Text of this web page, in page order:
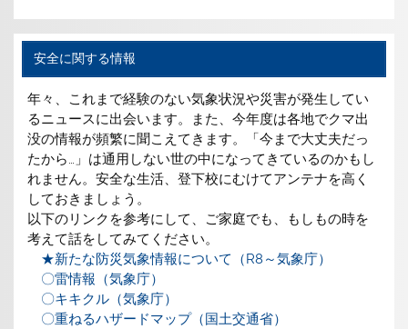
安全に関する情報
年々、これまで経験のない気象状況や災害が発生してい
るニュースに出会います。また、今年度は各地でクマ出
没の情報が頻繁に聞こえてきます。「今まで大丈夫だっ
たから…」は通用しない世の中になってきているのかもし
れません。安全な生活、登下校にむけてアンテナを高く
しておきましょう。
以下のリンクを参考にして、ご家庭でも、もしもの時を
考えて話をしてみてください。
★新たな防災気象情報について（R8～気象庁）
〇雷情報（気象庁）
〇キキクル（気象庁）
〇重ねるハザードマップ（国土交通省）